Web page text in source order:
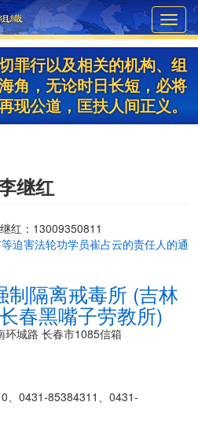
罪行以及相关的机构、组
角，无论时日长短，必将
现公道，匡扶人间正义。
继红
红：13009350811
迫害法轮功学员崔占云的责任人的通
制隔离戒毒所 (吉林
春黑嘴子劳教所)
环城路 长春市1085信箱
、0431-85384311、0431-